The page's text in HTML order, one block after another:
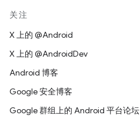
关注
X 上的 @Android
X 上的 @AndroidDev
Android 博客
Google 安全博客
Google 群组上的 Android 平台论坛